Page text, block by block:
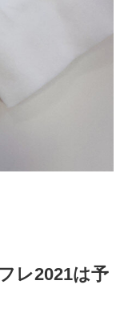
レ2021は予